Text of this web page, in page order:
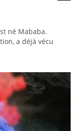
né Mababa.
a déjà vécu